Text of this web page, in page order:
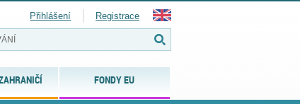
FONDY EU
Přihlášení Registrace